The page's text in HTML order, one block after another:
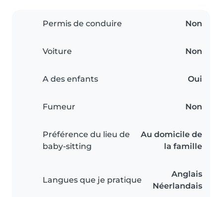
Permis de conduire Non
Voiture Non
A des enfants Oui
Fumeur Non
Préférence du lieu de
baby-sitting
Au domicile de
la famille
Langues que je pratique
Anglais
Néerlandais